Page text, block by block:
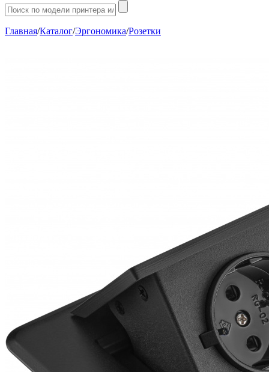
Главная/Каталог/Эргономика/Розетки